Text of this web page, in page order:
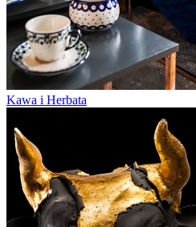
Kawa i Herbata